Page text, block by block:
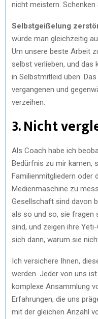
nicht meistern. Schenken
Selbstgeißelung
würde man gleichzeitig
Um unsere beste Arbeit
selbst verlieben, und das
in Selbstmitleid üben.
vergangenen und
verzeihen.
3. Nicht
Als Coach habe ich
Bedürfnis zu mir kamen,
Familienmitgliedern oder
Medienmaschine zu
Gesellschaft sind davon
als so und so, sie fragen
sind, und zeigen ihre
sich dann, warum sie
Ich versichere Ihnen,
werden. Jeder von uns
komplexe Ansammlung
Erfahrungen, die uns
mit der gleichen Anzahl